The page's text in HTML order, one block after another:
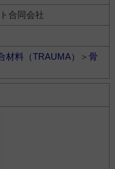
合同会社
材料（TRAUMA） ＞ 骨